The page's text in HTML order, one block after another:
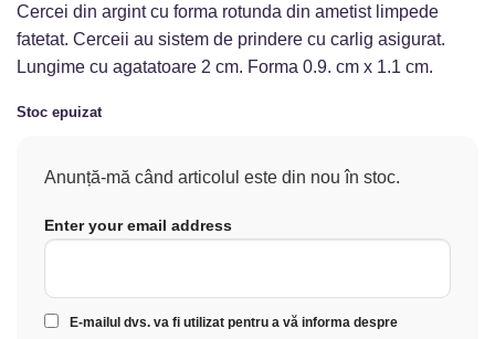
Cercei din argint cu forma rotunda din ametist limpede
fatetat. Cerceii au sistem de prindere cu carlig asigurat.
Lungime cu agatatoare 2 cm. Forma 0.9. cm x 1.1 cm.
Stoc epuizat
Anunță-mă când articolul este din nou în stoc.
Enter your email address
E-mailul dvs. va fi utilizat pentru a vă informa despre